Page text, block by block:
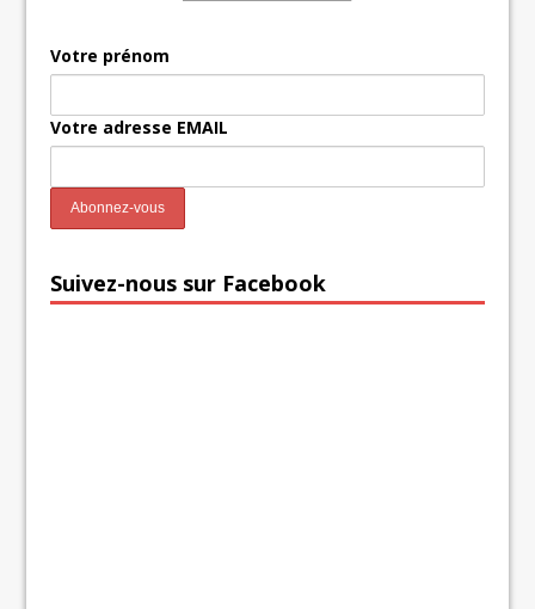
Votre prénom
Votre adresse EMAIL
Suivez-nous sur Facebook